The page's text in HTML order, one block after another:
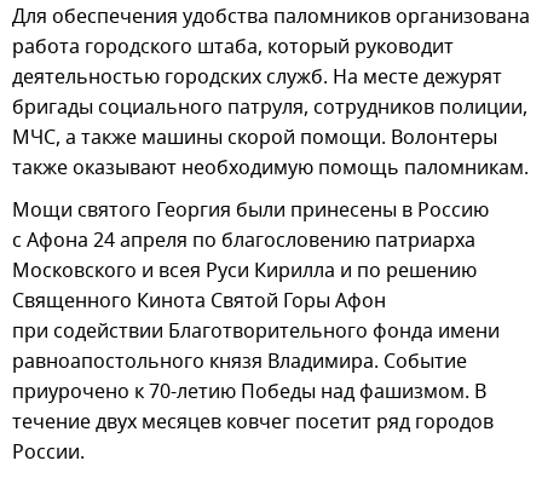
Для обеспечения удобства паломников организована
работа городского штаба, который руководит
деятельностью городских служб. На месте дежурят
бригады социального патруля, сотрудников полиции,
МЧС, а также машины скорой помощи. Волонтеры
также оказывают необходимую помощь паломникам.
Мощи святого Георгия были принесены в Россию
с Афона 24 апреля по благословению патриарха
Московского и всея Руси Кирилла и по решению
Священного Кинота Святой Горы Афон
при содействии Благотворительного фонда имени
равноапостольного князя Владимира. Событие
приурочено к 70-летию Победы над фашизмом. В
течение двух месяцев ковчег посетит ряд городов
России.